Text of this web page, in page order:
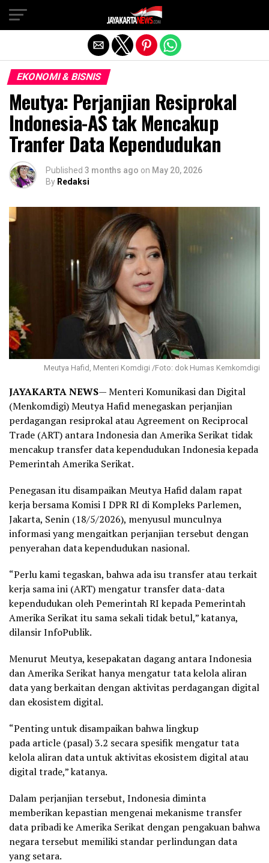
EKONOMI & BISNIS
Meutya: Perjanjian Resiprokal
Indonesia-AS tak Mencakup
Tranfer Data Kependudukan
Published 3 months ago on May 20, 2026
By Redaksi
Meutya Hafid, Menteri Komdigi /Foto: dok Humas Kemkomdigi
JAYAKARTA NEWS— Menteri Komunikasi dan Digital
(Menkomdigi) Meutya Hafid menegaskan perjanjian
perdagangan resiprokal atau Agreement on Reciprocal
Trade (ART) antara Indonesia dan Amerika Serikat tidak
mencakup transfer data kependudukan Indonesia kepada
Pemerintah Amerika Serikat.
Penegasan itu disampaikan Meutya Hafid dalam rapat
kerja bersama Komisi I DPR RI di Kompleks Parlemen,
Jakarta, Senin (18/5/2026), menyusul munculnya
informasi yang mengaitkan perjanjian tersebut dengan
penyerahan data kependudukan nasional.
“Perlu kami tegaskan, bahwa ada isu transfer atau terkait
kerja sama ini (ART) mengatur transfer data-data
kependudukan oleh Pemerintah RI kepada Pemerintah
Amerika Serikat itu sama sekali tidak betul,” katanya,
dilansir InfoPublik.
Menurut Meutya, kesepakatan dagang antara Indonesia
dan Amerika Serikat hanya mengatur tata kelola aliran
data yang berkaitan dengan aktivitas perdagangan digital
dan ekosistem digital.
“Penting untuk disampaikan bahwa lingkup
pada article (pasal) 3.2 secara spesifik mengatur tata
kelola aliran data untuk aktivitas ekosistem digital atau
digital trade,” katanya.
Dalam perjanjian tersebut, Indonesia diminta
memberikan kepastian mengenai mekanisme transfer
data pribadi ke Amerika Serikat dengan pengakuan bahwa
negara tersebut memiliki standar perlindungan data
yang setara.
Exit mobile version